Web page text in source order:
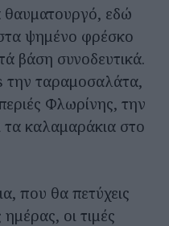
θαυματουργό, εδώ
ψημένο φρέσκο
βάση συνοδευτικά.
την ταραμοσαλάτα,
Φλωρίνης, την
τα καλαμαράκια στο
που θα πετύχεις
οι τιμές